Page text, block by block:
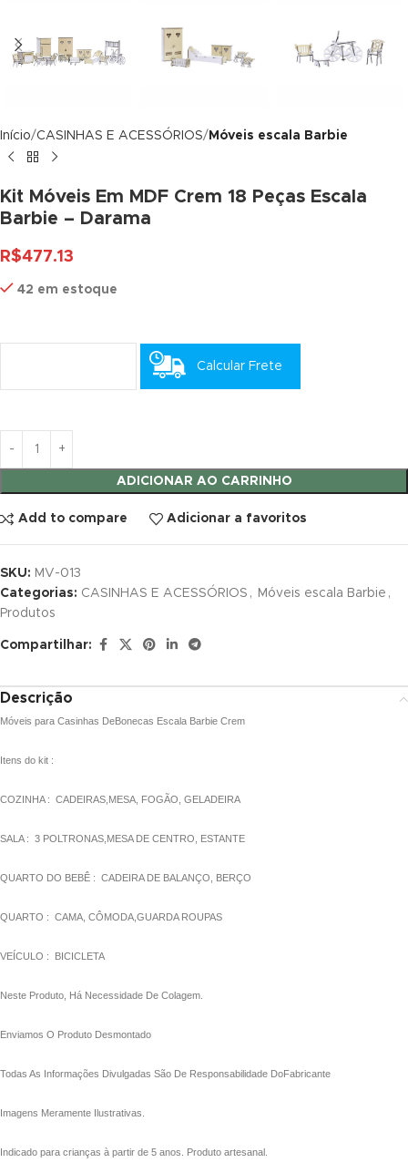
panel
panel
panel
panel
panel
satın al
panel
panel
panel
panel
panel
panel
panel
panel
panel
panel
panel
panel
panel
panel
panel
panel
panel
panel
Início CASINHAS E ACESSÓRIOS Móveis escala Barbie
Kit Móveis Em MDF Crem 18 Peças Escala
Barbie – Darama
R$477.13
42 em estoque
Calcular Frete
ADICIONAR AO CARRINHO
Add to compare Adicionar a favoritos
SKU: MV-013
Categorias: CASINHAS E ACESSÓRIOS , Móveis escala Barbie ,
Produtos
Compartilhar:
Descrição
Móveis para Casinhas DeBonecas Escala Barbie Crem
Itens do kit :
COZINHA : CADEIRAS,MESA, FOGÃO, GELADEIRA
SALA : 3 POLTRONAS,MESA DE CENTRO, ESTANTE
QUARTO DO BEBÊ : CADEIRA DE BALANÇO, BERÇO
QUARTO : CAMA, CÔMODA,GUARDA ROUPAS
VEÍCULO : BICICLETA
Neste Produto, Há Necessidade De Colagem.
Enviamos O Produto Desmontado
Todas As Informações Divulgadas São De Responsabilidade DoFabricante
Imagens Meramente Ilustrativas.
Indicado para crianças à partir de 5 anos. Produto artesanal.